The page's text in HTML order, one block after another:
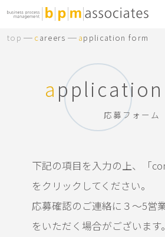
top careers application form
応募フォーム
下記の項目を入力の上、「
をクリックしてください。
応募確認のご連絡に３〜5営
をいただく場合がございます。